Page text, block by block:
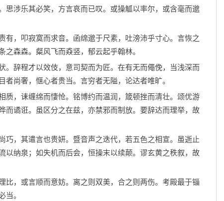
思涉乐其必笑，方言哀而已叹。或操觚以率尔，或含毫而邈
，叩寂寞而求音。函绵邈于尺素，吐滂沛乎寸心。言恢之
森森。粲风飞而猋竖，郁云起乎翰林。
辞程才以效伎，意司契而为匠。在有无而僶俛，当浅深而
尚奢，惬心者贵当。言穷者无隘，论达者唯旷。
，诔缠绵而悽怆。铭博约而温润，箴顿挫而清壮。颂优游
而谲诳。虽区分之在兹，亦禁邪而制放。要辞达而理举，故
，其遣言也贵妍。暨音声之迭代，若五色之相宣。虽逝止
以纳泉；如失机而后会，恒操末以续颠。谬玄黄之秩叙，故
，或言顺而意妨。离之则双美，合之则两伤。考殿最于锱
当。